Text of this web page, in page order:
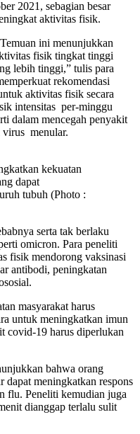
2021, sebagian besar
aktivitas fisik.
ini menunjukkan
fisik tingkat tinggi
lebih tinggi,” tulis para
rekomendasi
aktivitas fisik secara
intensitas per-minggu
dalam mencegah penyakit
virus menular.
kekuatan
dapat
tubuh (Photo :
serta tak berlaku
omicron. Para peneliti
fisik mendorong vaksinasi
antibodi, peningkatan
masyarakat harus
untuk meningkatkan imun
covid-19 harus diperlukan
bahwa orang
dapat meningkatkan respons
flu. Peneliti kemudian juga
dianggap terlalu sulit